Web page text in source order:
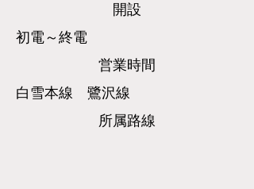
​開設
初電～終電
営業時間
白雪本線 鷺沢線
所属路線